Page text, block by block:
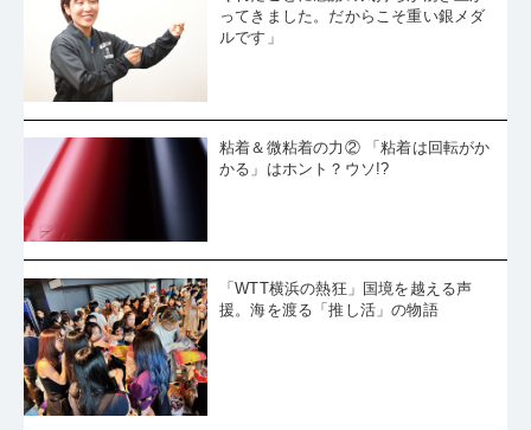
ってきました。だからこそ重い銀メダ
ルです」
粘着＆微粘着の力② 「粘着は回転がか
かる」はホント？ウソ!?
「WTT横浜の熱狂」国境を越える声
援。海を渡る「推し活」の物語